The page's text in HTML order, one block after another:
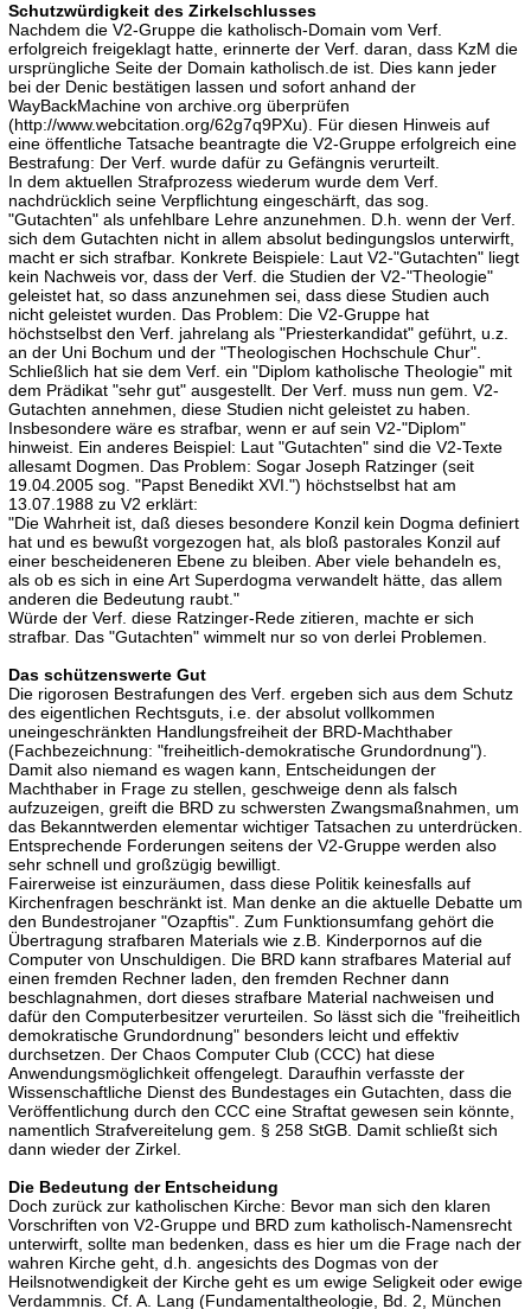
Schutzwürdigkeit des Zirkelschlusses
Nachdem die V2-Gruppe die katholisch-Domain vom Verf.
erfolgreich freigeklagt hatte, erinnerte der Verf. daran, dass KzM die
ursprüngliche Seite der Domain katholisch.de ist. Dies kann jeder
bei der Denic bestätigen lassen und sofort anhand der
WayBackMachine von archive.org überprüfen
(http://www.webcitation.org/62g7q9PXu). Für diesen Hinweis auf
eine öffentliche Tatsache beantragte die V2-Gruppe erfolgreich eine
Bestrafung: Der Verf. wurde dafür zu Gefängnis verurteilt.
In dem aktuellen Strafprozess wiederum wurde dem Verf.
nachdrücklich seine Verpflichtung eingeschärft, das sog.
"Gutachten" als unfehlbare Lehre anzunehmen. D.h. wenn der Verf.
sich dem Gutachten nicht in allem absolut bedingungslos unterwirft,
macht er sich strafbar. Konkrete Beispiele: Laut V2-"Gutachten" liegt
kein Nachweis vor, dass der Verf. die Studien der V2-"Theologie"
geleistet hat, so dass anzunehmen sei, dass diese Studien auch
nicht geleistet wurden. Das Problem: Die V2-Gruppe hat
höchstselbst den Verf. jahrelang als "Priesterkandidat" geführt, u.z.
an der Uni Bochum und der "Theologischen Hochschule Chur".
Schließlich hat sie dem Verf. ein "Diplom katholische Theologie" mit
dem Prädikat "sehr gut" ausgestellt. Der Verf. muss nun gem. V2-
Gutachten annehmen, diese Studien nicht geleistet zu haben.
Insbesondere wäre es strafbar, wenn er auf sein V2-"Diplom"
hinweist. Ein anderes Beispiel: Laut "Gutachten" sind die V2-Texte
allesamt Dogmen. Das Problem: Sogar Joseph Ratzinger (seit
19.04.2005 sog. "Papst Benedikt XVI.") höchstselbst hat am
13.07.1988 zu V2 erklärt:
"Die Wahrheit ist, daß dieses besondere Konzil kein Dogma definiert
hat und es bewußt vorgezogen hat, als bloß pastorales Konzil auf
einer bescheideneren Ebene zu bleiben. Aber viele behandeln es,
als ob es sich in eine Art Superdogma verwandelt hätte, das allem
anderen die Bedeutung raubt."
Würde der Verf. diese Ratzinger-Rede zitieren, machte er sich
strafbar. Das "Gutachten" wimmelt nur so von derlei Problemen.
Das schützenswerte Gut
Die rigorosen Bestrafungen des Verf. ergeben sich aus dem Schutz
des eigentlichen Rechtsguts, i.e. der absolut vollkommen
uneingeschränkten Handlungsfreiheit der BRD-Machthaber
(Fachbezeichnung: "freiheitlich-demokratische Grundordnung").
Damit also niemand es wagen kann, Entscheidungen der
Machthaber in Frage zu stellen, geschweige denn als falsch
aufzuzeigen, greift die BRD zu schwersten Zwangsmaßnahmen, um
das Bekanntwerden elementar wichtiger Tatsachen zu unterdrücken.
Entsprechende Forderungen seitens der V2-Gruppe werden also
sehr schnell und großzügig bewilligt.
Fairerweise ist einzuräumen, dass diese Politik keinesfalls auf
Kirchenfragen beschränkt ist. Man denke an die aktuelle Debatte um
den Bundestrojaner "Ozapftis". Zum Funktionsumfang gehört die
Übertragung strafbaren Materials wie z.B. Kinderpornos auf die
Computer von Unschuldigen. Die BRD kann strafbares Material auf
einen fremden Rechner laden, den fremden Rechner dann
beschlagnahmen, dort dieses strafbare Material nachweisen und
dafür den Computerbesitzer verurteilen. So lässt sich die "freiheitlich
demokratische Grundordnung" besonders leicht und effektiv
durchsetzen. Der Chaos Computer Club (CCC) hat diese
Anwendungsmöglichkeit offengelegt. Daraufhin verfasste der
Wissenschaftliche Dienst des Bundestages ein Gutachten, dass die
Veröffentlichung durch den CCC eine Straftat gewesen sein könnte,
namentlich Strafvereitelung gem. § 258 StGB. Damit schließt sich
dann wieder der Zirkel.
Die Bedeutung der Entscheidung
Doch zurück zur katholischen Kirche: Bevor man sich den klaren
Vorschriften von V2-Gruppe und BRD zum katholisch-Namensrecht
unterwirft, sollte man bedenken, dass es hier um die Frage nach der
wahren Kirche geht, d.h. angesichts des Dogmas von der
Heilsnotwendigkeit der Kirche geht es um ewige Seligkeit oder ewige
Verdammnis. Cf. A. Lang (Fundamentaltheologie, Bd. 2, München